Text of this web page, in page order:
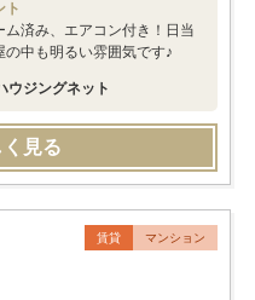
ト
ム済み、エアコン付き！日当
の中も明るい雰囲気です♪
ウジングネット
見る
賃貸 マンション